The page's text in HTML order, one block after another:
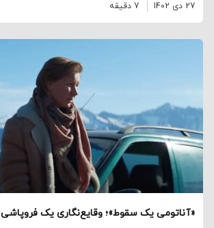
27 دی 1402 7 دقیقه
«آناتومی یک سقوط»؛‌ وقایع‌نگاری یک فروپاشی